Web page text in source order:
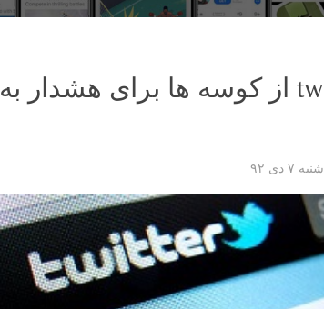
استفاده twitter از کوسه ها برای هشدار به
شنبه ۷ دی ۹۲